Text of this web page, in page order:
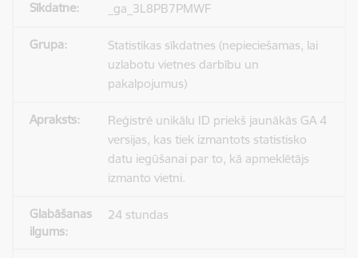
_ga_3L8PB7PMWF
Statistikas sīkdatnes (nepieciešamas, lai
uzlabotu vietnes darbību un
pakalpojumus)
Reģistrē unikālu ID priekš jaunākās GA 4
versijas, kas tiek izmantots statistisko
datu iegūšanai par to, kā apmeklētājs
izmanto vietni.
24 stundas